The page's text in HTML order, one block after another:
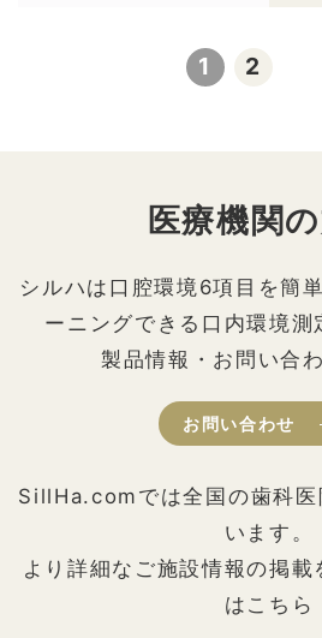
1 2
医療機関
シルハは口腔環境6項目を簡
ーニングできる口内環境測
製品情報・お問い合
お問い合わせ
SillHa.comでは全国の歯科医
います。
より詳細なご施設情報の掲
はこちら